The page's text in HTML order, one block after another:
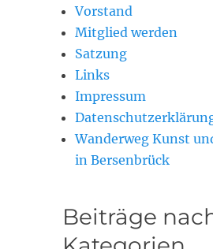
Vorstand
Mitglied werden
Satzung
Links
Impressum
Wanderweg Kunst
in Bersenbrück
Beiträge